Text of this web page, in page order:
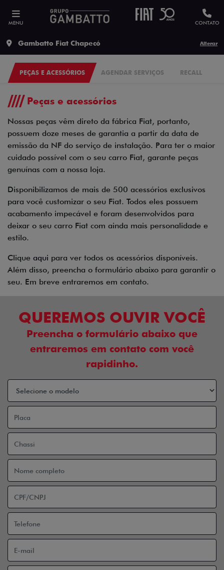
MENU CONTATO
Gambatto Fiat Chapecó Alterar
AGENDAR SERVIÇOS
PEÇAS E ACESSÓRIOS RECALL
Peças e acessórios
Nossas peças vêm direto da fábrica Fiat, portanto,
possuem doze meses de garantia a partir da data de
emissão da NF do serviço de instalação. Para ter o maior
cuidado possível com o seu carro Fiat, garante peças
genuínas com a nossa loja.
Disponibilizamos de mais de 500 acessórios exclusivos
para você customizar o seu Fiat. Todos eles possuem
acabamento impecável e foram desenvolvidos para
deixar o seu carro Fiat com ainda mais personalidade e
estilo.
Clique aqui para ver todos os acessórios disponíveis.
Além disso, preencha o formulário abaixo para garantir o
seu. Em breve entraremos em contato.
QUEREMOS OUVIR VOCÊ
Preencha o formulário abaixo que
entraremos em contato com você
rapidinho.